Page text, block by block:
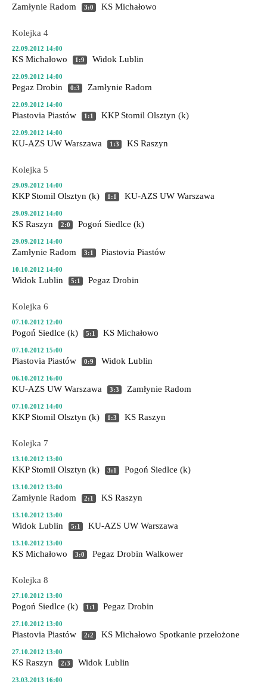
Zamłynie Radom 3:0 KS Michałowo
Kolejka 4
22.09.2012 14:00
KS Michałowo 1:9 Widok Lublin
22.09.2012 14:00
Pegaz Drobin 0:3 Zamłynie Radom
22.09.2012 14:00
Piastovia Piastów 1:1 KKP Stomil Olsztyn (k)
22.09.2012 14:00
KU-AZS UW Warszawa 1:3 KS Raszyn
Kolejka 5
29.09.2012 14:00
KKP Stomil Olsztyn (k) 1:1 KU-AZS UW Warszawa
29.09.2012 14:00
KS Raszyn 2:0 Pogoń Siedlce (k)
29.09.2012 14:00
Zamłynie Radom 3:1 Piastovia Piastów
10.10.2012 14:00
Widok Lublin 5:1 Pegaz Drobin
Kolejka 6
07.10.2012 12:00
Pogoń Siedlce (k) 5:1 KS Michałowo
07.10.2012 15:00
Piastovia Piastów 0:9 Widok Lublin
06.10.2012 16:00
KU-AZS UW Warszawa 3:3 Zamłynie Radom
07.10.2012 14:00
KKP Stomil Olsztyn (k) 1:3 KS Raszyn
Kolejka 7
13.10.2012 13:00
KKP Stomil Olsztyn (k) 3:1 Pogoń Siedlce (k)
13.10.2012 13:00
Zamłynie Radom 2:1 KS Raszyn
13.10.2012 13:00
Widok Lublin 5:1 KU-AZS UW Warszawa
13.10.2012 13:00
KS Michałowo 3:0 Pegaz Drobin Walkower
Kolejka 8
27.10.2012 13:00
Pogoń Siedlce (k) 1:1 Pegaz Drobin
27.10.2012 13:00
Piastovia Piastów 2:2 KS Michałowo Spotkanie przełożone
27.10.2012 13:00
KS Raszyn 2:3 Widok Lublin
23.03.2013 16:00